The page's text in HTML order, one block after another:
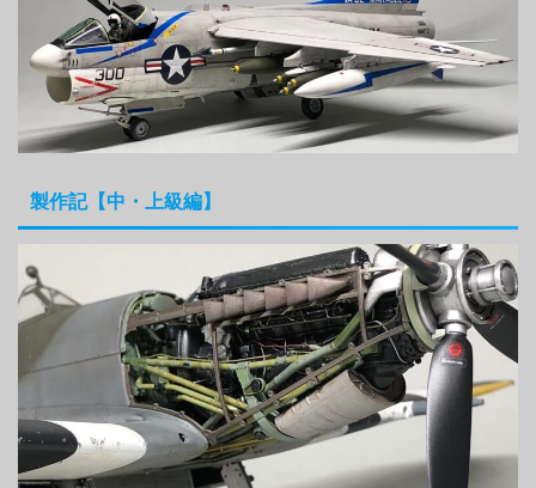
製作記【中・上級編】